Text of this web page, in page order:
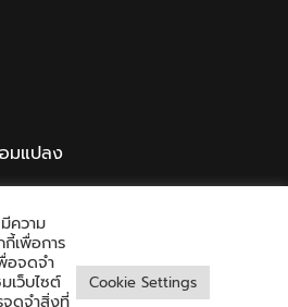
มแปลง
ความ
กี้เพื่อการ
อจดจำ
เว็บไซต์
จดจำสิ่งที่
Cookie Settings